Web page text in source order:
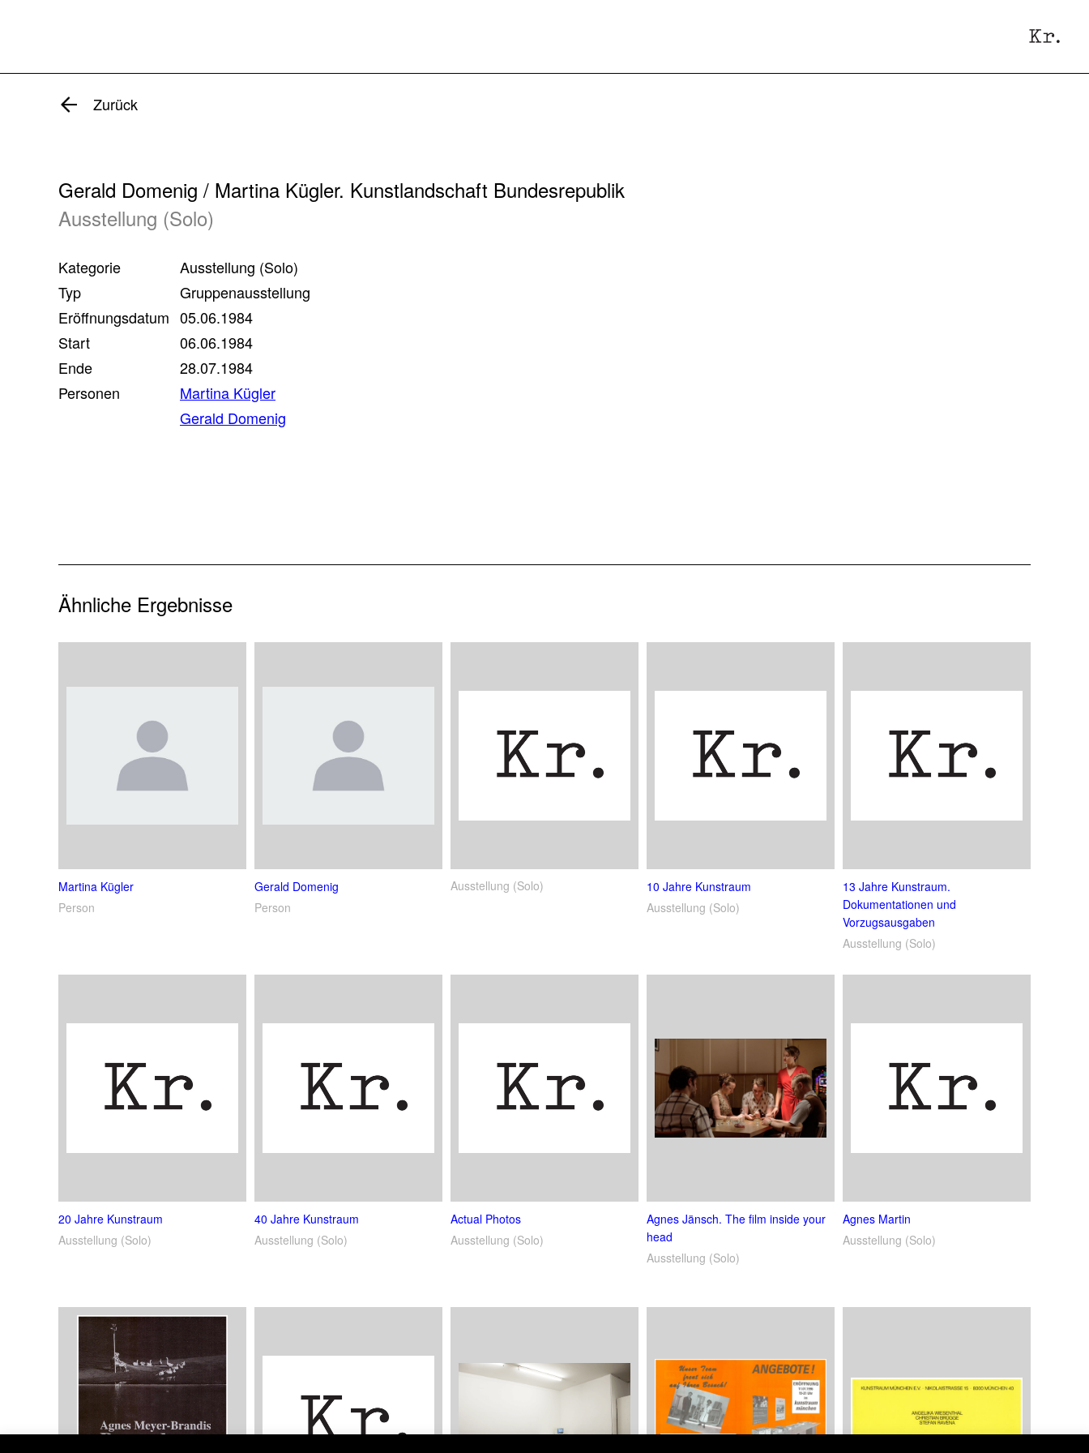
Zurück
Gerald Domenig / Martina Kügler. Kunstlandschaft Bundesrepublik
Ausstellung (Solo)
Kategorie
Ausstellung (Solo)
Typ
Gruppenausstellung
Eröffnungsdatum 05.06.1984
Start
06.06.1984
Ende
28.07.1984
Personen
Martina Kügler
Gerald Domenig
Ähnliche Ergebnisse
Martina Kügler
Person
Gerald Domenig
Person
Ausstellung (Solo)
10 Jahre Kunstraum
Ausstellung (Solo)
13 Jahre Kunstraum.
Dokumentationen und
Vorzugsausgaben
Ausstellung (Solo)
20 Jahre Kunstraum
Ausstellung (Solo)
40 Jahre Kunstraum
Ausstellung (Solo)
Actual Photos
Ausstellung (Solo)
Agnes Jänsch. The film inside your
head
Ausstellung (Solo)
Agnes Martin
Ausstellung (Solo)